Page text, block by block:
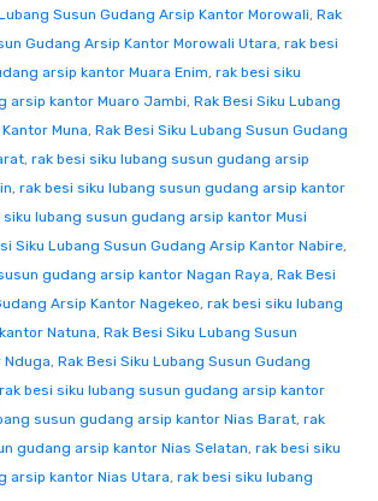
Susun Gudang Arsip Kantor Morowali, Rak
Gudang Arsip Kantor Morowali Utara, rak besi
arsip kantor Muara Enim, rak besi siku
arsip kantor Muaro Jambi, Rak Besi Siku Lubang
Muna, Rak Besi Siku Lubang Susun Gudang
, rak besi siku lubang susun gudang arsip
, rak besi siku lubang susun gudang arsip kantor
siku lubang susun gudang arsip kantor Musi
Siku Lubang Susun Gudang Arsip Kantor Nabire,
gudang arsip kantor Nagan Raya, Rak Besi
Arsip Kantor Nagekeo, rak besi siku lubang
Natuna, Rak Besi Siku Lubang Susun
Nduga, Rak Besi Siku Lubang Susun Gudang
rak besi siku lubang susun gudang arsip kantor
susun gudang arsip kantor Nias Barat, rak
gudang arsip kantor Nias Selatan, rak besi siku
arsip kantor Nias Utara, rak besi siku lubang